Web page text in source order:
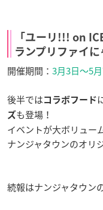
「ユーリ!!! on
ランプリファイに
開催期間： 3月3日〜5
後半では コラボフード
ズも登場！
イベントが大ボリュー
ナンジャタウンのオリ
続報はナンジャタウン